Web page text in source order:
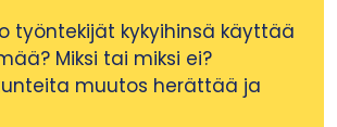
työntekijät kykyihinsä käyttää
Miksi tai miksi ei?
muutos herättää ja